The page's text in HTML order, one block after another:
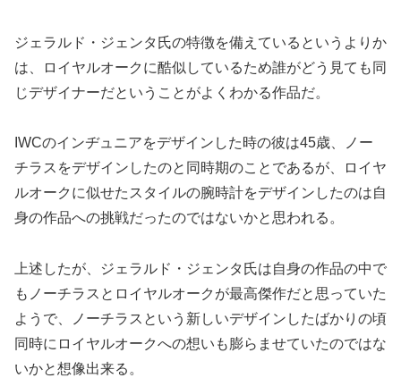
ジェラルド・ジェンタ氏の特徴を備えているというよりか
は、ロイヤルオークに酷似しているため誰がどう見ても同
じデザイナーだということがよくわかる作品だ。
IWCのインヂュニアをデザインした時の彼は45歳、ノー
チラスをデザインしたのと同時期のことであるが、ロイヤ
ルオークに似せたスタイルの腕時計をデザインしたのは自
身の作品への挑戦だったのではないかと思われる。
上述したが、ジェラルド・ジェンタ氏は自身の作品の中で
もノーチラスとロイヤルオークが最高傑作だと思っていた
ようで、ノーチラスという新しいデザインしたばかりの頃
同時にロイヤルオークへの想いも膨らませていたのではな
いかと想像出来る。